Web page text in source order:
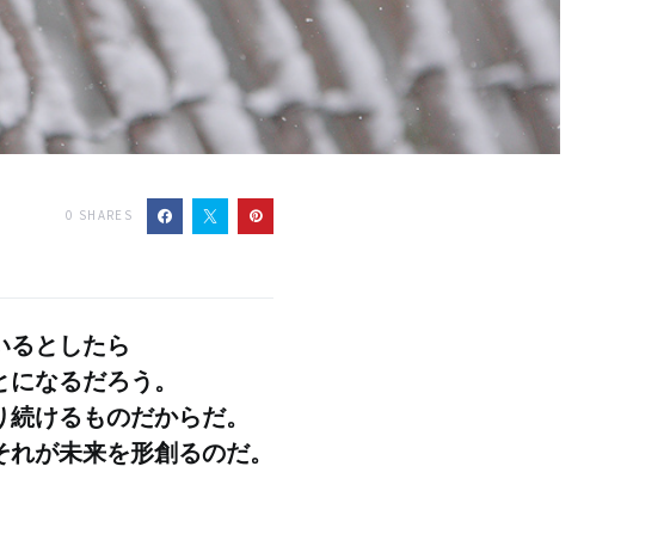
0 SHARES
るとしたら
なるだろう。
けるものだからだ。
が未来を形創るのだ。